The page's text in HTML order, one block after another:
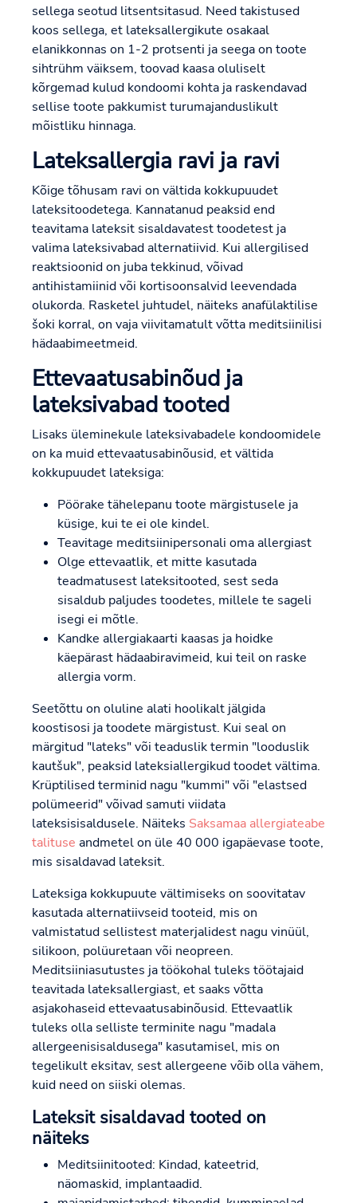
sellega seotud litsentsitasud. Need takistused
koos sellega, et lateksallergikute osakaal
elanikkonnas on 1-2 protsenti ja seega on toote
sihtrühm väiksem, toovad kaasa oluliselt
kõrgemad kulud kondoomi kohta ja raskendavad
sellise toote pakkumist turumajanduslikult
mõistliku hinnaga.
Lateksallergia ravi ja ravi
Kõige tõhusam ravi on vältida kokkupuudet
lateksitoodetega. Kannatanud peaksid end
teavitama lateksit sisaldavatest toodetest ja
valima lateksivabad alternatiivid. Kui allergilised
reaktsioonid on juba tekkinud, võivad
antihistamiinid või kortisoonsalvid leevendada
olukorda. Rasketel juhtudel, näiteks anafülaktilise
šoki korral, on vaja viivitamatult võtta meditsiinilisi
hädaabimeetmeid.
Ettevaatusabinõud ja
lateksivabad tooted
Lisaks üleminekule lateksivabadele kondoomidele
on ka muid ettevaatusabinõusid, et vältida
kokkupuudet lateksiga:
Pöörake tähelepanu toote märgistusele ja
küsige, kui te ei ole kindel.
Teavitage meditsiinipersonali oma allergiast
Olge ettevaatlik, et mitte kasutada
teadmatusest lateksitooted, sest seda
sisaldub paljudes toodetes, millele te sageli
isegi ei mõtle.
Kandke allergiakaarti kaasas ja hoidke
käepärast hädaabiravimeid, kui teil on raske
allergia vorm.
Seetõttu on oluline alati hoolikalt jälgida
koostisosi ja toodete märgistust. Kui seal on
märgitud "lateks" või teaduslik termin "looduslik
kautšuk", peaksid lateksiallergikud toodet vältima.
Krüptilised terminid nagu "kummi" või "elastsed
polümeerid" võivad samuti viidata
lateksisisaldusele. Näiteks Saksamaa allergiateabe
talituse andmetel on üle 40 000 igapäevase toote,
mis sisaldavad lateksit.
Lateksiga kokkupuute vältimiseks on soovitatav
kasutada alternatiivseid tooteid, mis on
valmistatud sellistest materjalidest nagu vinüül,
silikoon, polüuretaan või neopreen.
Meditsiiniasutustes ja töökohal tuleks töötajaid
teavitada lateksallergiast, et saaks võtta
asjakohaseid ettevaatusabinõusid. Ettevaatlik
tuleks olla selliste terminite nagu "madala
allergeenisisaldusega" kasutamisel, mis on
tegelikult eksitav, sest allergeene võib olla vähem,
kuid need on siiski olemas.
Lateksit sisaldavad tooted on
näiteks
Meditsiinitooted: Kindad, kateetrid,
näomaskid, implantaadid.